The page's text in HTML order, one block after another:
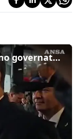
Salvini: "Toti e' stato un ottimo governatore e una persona per bene"